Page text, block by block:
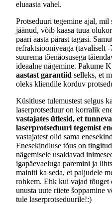
eluaasta vahel.
Protseduuri tegemine ajal, mil
jäänud, võib kaasa tuua
paari aasta pärast tagasi.
refraktsiooniveaga (tavaliselt
suurema tõenäosusega
ideaalne nägemine. Pakume
aastast garantiid selleks, et
oleks kliendile korduv
Küsitluse tulemustest selgus
laserprotseduur on korralik
vastajates ütlesid, et
laserprotseduuri tegemist
vastajatest olid sama
Enesekindluse tõus on
nägemisele usaldavad
igapäevaeluga paremini ja
mainiti ka seda, et paljudele
rohkem. Ehk kui vajad tõuget
unusta uute riiete šoppamine
tule laserprotseduurile!:)